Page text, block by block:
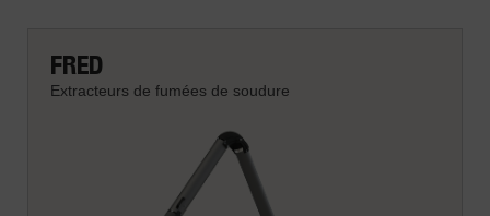
FRED
Extracteurs de fumées de soudure